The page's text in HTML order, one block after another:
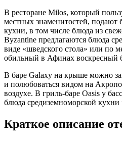
В ресторане Milos, который
местных знаменитостей, подают
кухни, в том числе блюда из
Byzantine предлагаются блюда
виде «шведского стола» или по
обильный в Афинах воскресный
В баре Galaxy на крыше можно
и полюбоваться видом на
воздухе. В гриль-баре Oasis у
блюда средиземноморской кухни
Краткое описание